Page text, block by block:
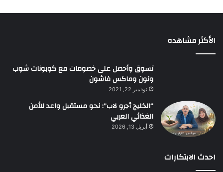
الأكثر مشاهده
تسوق وأحصل على خصومات مع كوبونات شوب
ونون وماكس فاشون
نوفمبر 22, 2021
“الخليج أجرو لاب”: نحو مستقبل واعد للأمن
الغذائي العربي
أبريل 13, 2026
احدث الابتكارات